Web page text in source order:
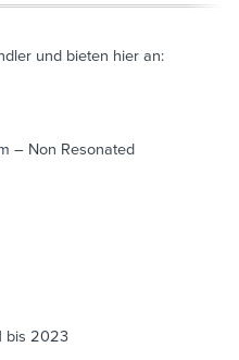
und bieten hier an:
– Non Resonated
bis 2023